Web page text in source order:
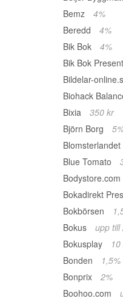
Bemz
4%
Beredd
4%
Bik Bok
4%
Bik Bok
Bildelar-
Biohack
Bixia
350 kr
Björn Borg
Blue Tomato
Bodystore.com
Bokadirekt
Bokbörsen
Bokus
upp till
Bokusplay
Bonden
1,5%
Bonprix
2%
Boohoo.com